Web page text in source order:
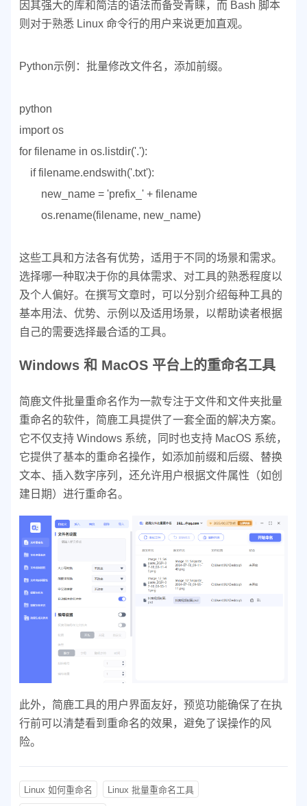
因其强大的库和简洁的语法而备受青睐，而 Bash 脚本
则对于熟悉 Linux 命令行的用户来说更加直观。
Python示例：批量修改文件名，添加前缀。
python
import os
for filename in os.listdir('.'):
if filename.endswith('.txt'):
new_name = 'prefix_' + filename
os.rename(filename, new_name)
这些工具和方法各有优势，适用于不同的场景和需求。
选择哪一种取决于你的具体需求、对工具的熟悉程度以
及个人偏好。在撰写文章时，可以分别介绍每种工具的
基本用法、优势、示例以及适用场景，以帮助读者根据
自己的需要选择最合适的工具。
Windows 和 MacOS 平台上的重命名工具
简鹿文件批量重命名作为一款专注于文件和文件夹批量
重命名的软件，简鹿工具提供了一套全面的解决方案。
它不仅支持 Windows 系统，同时也支持 MacOS 系统，
它提供了基本的重命名操作，如添加前缀和后缀、替换
文本、插入数字序列，还允许用户根据文件属性（如创
建日期）进行重命名。
此外，简鹿工具的用户界面友好，预览功能确保了在执
行前可以清楚看到重命名的效果，避免了误操作的风
险。
Linux 如何重命名 Linux 批量重命名工具